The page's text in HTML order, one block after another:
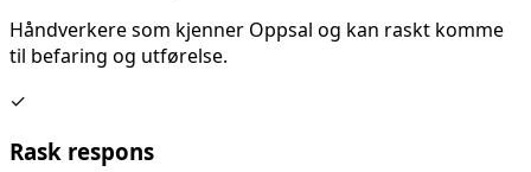
Håndverkere som kjenner Oppsal og kan raskt komme
til befaring og utførelse.
✓
Rask respons